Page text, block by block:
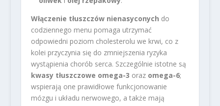
Włączenie tłuszczów nienasyconych do
codziennego menu pomaga utrzymać
odpowiedni poziom cholesterolu we krwi, co z
kolei przyczynia się do zmniejszenia ryzyka
wystąpienia chorób serca. Szczególnie istotne są
kwasy tłuszczowe omega-3 oraz omega-6;
wspierają one prawidłowe funkcjonowanie
mózgu i układu nerwowego, a także mają